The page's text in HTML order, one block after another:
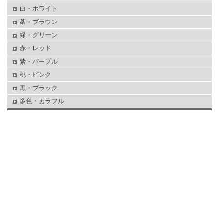
白・ホワイト
茶・ブラウン
緑・グリーン
赤・レッド
紫・パープル
桃・ピンク
黒・ブラック
多色・カラフル